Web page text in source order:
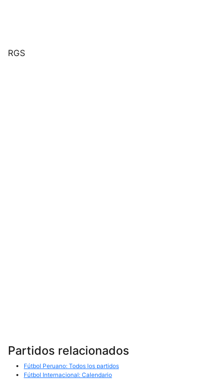
RGS
Partidos relacionados
Fútbol Peruano: Todos los partidos
Fútbol Internacional: Calendario